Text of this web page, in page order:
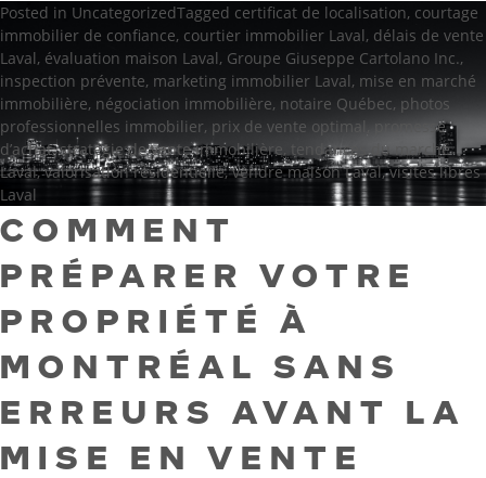
Posted in UncategorizedTagged certificat de localisation, courtage
immobilier de confiance, courtier immobilier Laval, délais de vente
Laval, évaluation maison Laval, Groupe Giuseppe Cartolano Inc.,
inspection prévente, marketing immobilier Laval, mise en marché
immobilière, négociation immobilière, notaire Québec, photos
professionnelles immobilier, prix de vente optimal, promesse
d’achat,stratégie de vente immobilière, tendances du marché
Laval,valorisation résidentielle,vendre maison Laval,visites libres
Laval
COMMENT
PRÉPARER VOTRE
PROPRIÉTÉ À
MONTRÉAL SANS
ERREURS AVANT LA
MISE EN VENTE